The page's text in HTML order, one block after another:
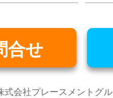
合せ
式会社プレースメントグ